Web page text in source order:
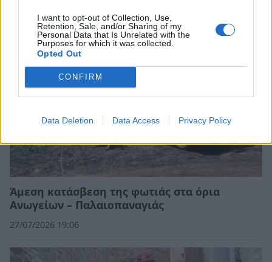
I want to opt-out of Collection, Use,
Retention, Sale, and/or Sharing of my
Personal Data that Is Unrelated with the
Purposes for which it was collected.
Opted Out
CONFIRM
Data Deletion Data Access Privacy Policy
Άμεση κατάσβεση της φωτιάς στα όρια
Ανωγείων – Παλαιοπαναγιάς
27/07/2026 19:06